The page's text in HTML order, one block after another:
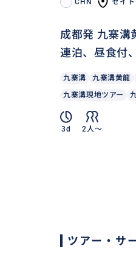
成都発 九寨溝
連泊、昼食付
九寨溝 九寨溝黄龍
九寨溝現地ツアー
3d 2人〜
ツアー・サ